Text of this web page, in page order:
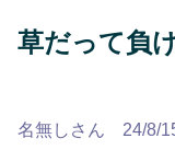
草だって負
名無しさん 24/8/